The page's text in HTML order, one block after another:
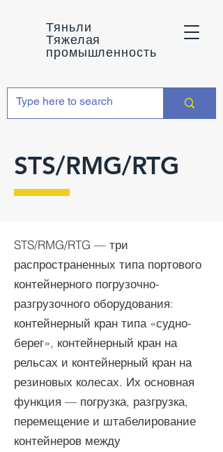
Тяньли
Тяжелая
промышленность
STS/RMG/RTG
STS/RMG/RTG — три
распространенных типа портового
контейнерного погрузочно-
разгрузочного оборудования:
контейнерный кран типа «судно-
берег», контейнерный кран на
рельсах и контейнерный кран на
резиновых колесах. Их основная
функция — погрузка, разгрузка,
перемещение и штабелирование
контейнеров между